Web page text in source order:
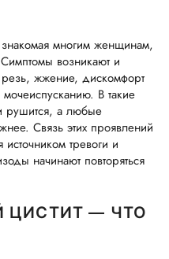
многим женщинам,
возникают и
резь, жжение, дискомфорт
В такие
рушится, а любые
Связь этих проявлений
источником тревоги и
начинают повторяться
ЦИСТИТ — ЧТО